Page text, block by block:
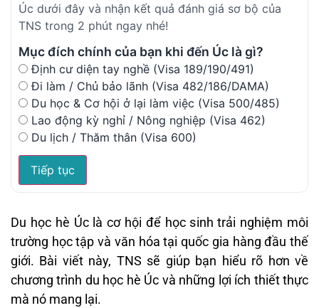
Úc dưới đây và nhận kết quả đánh giá sơ bộ của
TNS trong 2 phút ngay nhé!
Mục đích chính của bạn khi đến Úc là gì?
Định cư diện tay nghề (Visa 189/190/491)
Đi làm / Chủ bảo lãnh (Visa 482/186/DAMA)
Du học & Cơ hội ở lại làm việc (Visa 500/485)
Lao động kỳ nghỉ / Nông nghiệp (Visa 462)
Du lịch / Thăm thân (Visa 600)
Tiếp tục
Du học hè Úc là cơ hội để học sinh trải nghiệm môi
trường học tập và văn hóa tại quốc gia hàng đầu thế
giới. Bài viết này, TNS sẽ giúp bạn hiểu rõ hơn về
chương trình du học hè Úc và những lợi ích thiết thực
mà nó mang lại.